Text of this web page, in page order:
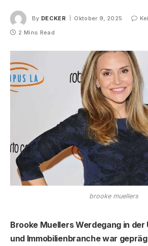
By DECKER Oktober 9, 2025
2 Mins Read
brooke muellers
Brooke Muellers Werdegang in
und Immobilienbranche war